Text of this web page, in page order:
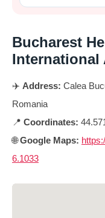
Bucharest
International
✈️ Address: Calea
Romania
📍 Coordinates:
🌐Google Maps:
6.1033